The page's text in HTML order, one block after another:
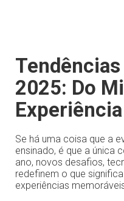
2025: Do
Se há uma coisa que a
ensinado, é que a única
ano, novos desafios,
redefinem o que
experiências